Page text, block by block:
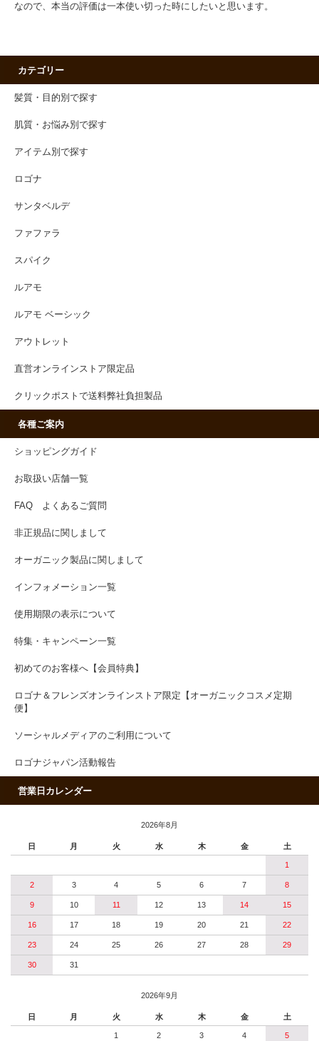
なので、本当の評価は一本使い切った時にしたいと思います。
カテゴリー
髪質・目的別で探す
肌質・お悩み別で探す
アイテム別で探す
ロゴナ
サンタベルデ
ファファラ
スパイク
ルアモ
ルアモ ベーシック
アウトレット
直営オンラインストア限定品
クリックポストで送料弊社負担製品
各種ご案内
ショッピングガイド
お取扱い店舗一覧
FAQ よくあるご質問
非正規品に関しまして
オーガニック製品に関しまして
インフォメーション一覧
使用期限の表示について
特集・キャンペーン一覧
初めてのお客様へ【会員特典】
ロゴナ＆フレンズオンラインストア限定【オーガニックコスメ定期
便】
ソーシャルメディアのご利用について
ロゴナジャパン活動報告
営業日カレンダー
2026年8月
日 月 火 水 木 金 土
1
2 3 4 5 6 7 8
9 10 11 12 13 14 15
16 17 18 19 20 21 22
23 24 25 26 27 28 29
30 31
2026年9月
日 月 火 水 木 金 土
1 2 3 4 5